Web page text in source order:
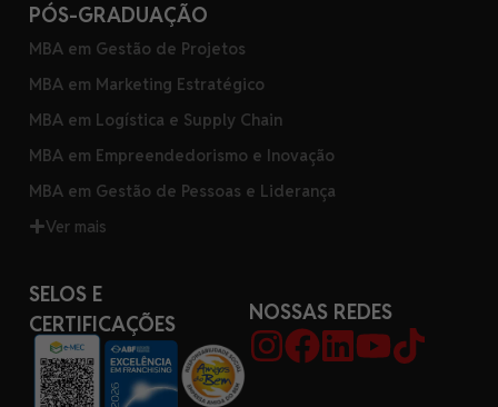
PÓS-GRADUAÇÃO
MBA em Gestão de Projetos
MBA em Marketing Estratégico
MBA em Logística e Supply Chain
MBA em Empreendedorismo e Inovação
MBA em Gestão de Pessoas e Liderança
Ver mais
SELOS E
CERTIFICAÇÕES
NOSSAS REDES